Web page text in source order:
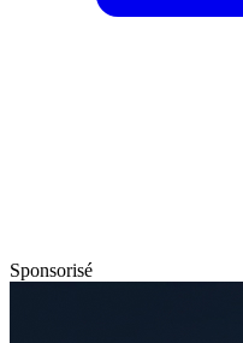
Sponsorisé